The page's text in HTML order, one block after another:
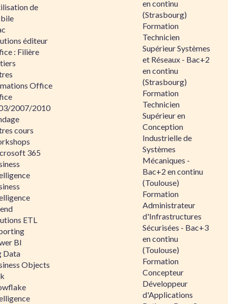
de
éditeur
: Filière
Office
2007/2010
cours
365
ETL
BI
Data
Objects
en continu
(Strasbourg)
Formation
Technicien
Supérieur Systèmes
et Réseaux - Bac+2
en continu
(Strasbourg)
Formation
Technicien
Supérieur en
Conception
Industrielle de
Systèmes
Mécaniques -
Bac+2 en continu
(Toulouse)
Formation
Administrateur
d'Infrastructures
Sécurisées - Bac+3
en continu
(Toulouse)
Formation
Concepteur
Développeur
d'Applications